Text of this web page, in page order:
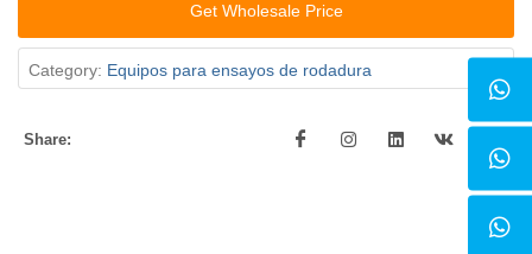
Get Wholesale Price
Category: Equipos para ensayos de rodadura
Share: